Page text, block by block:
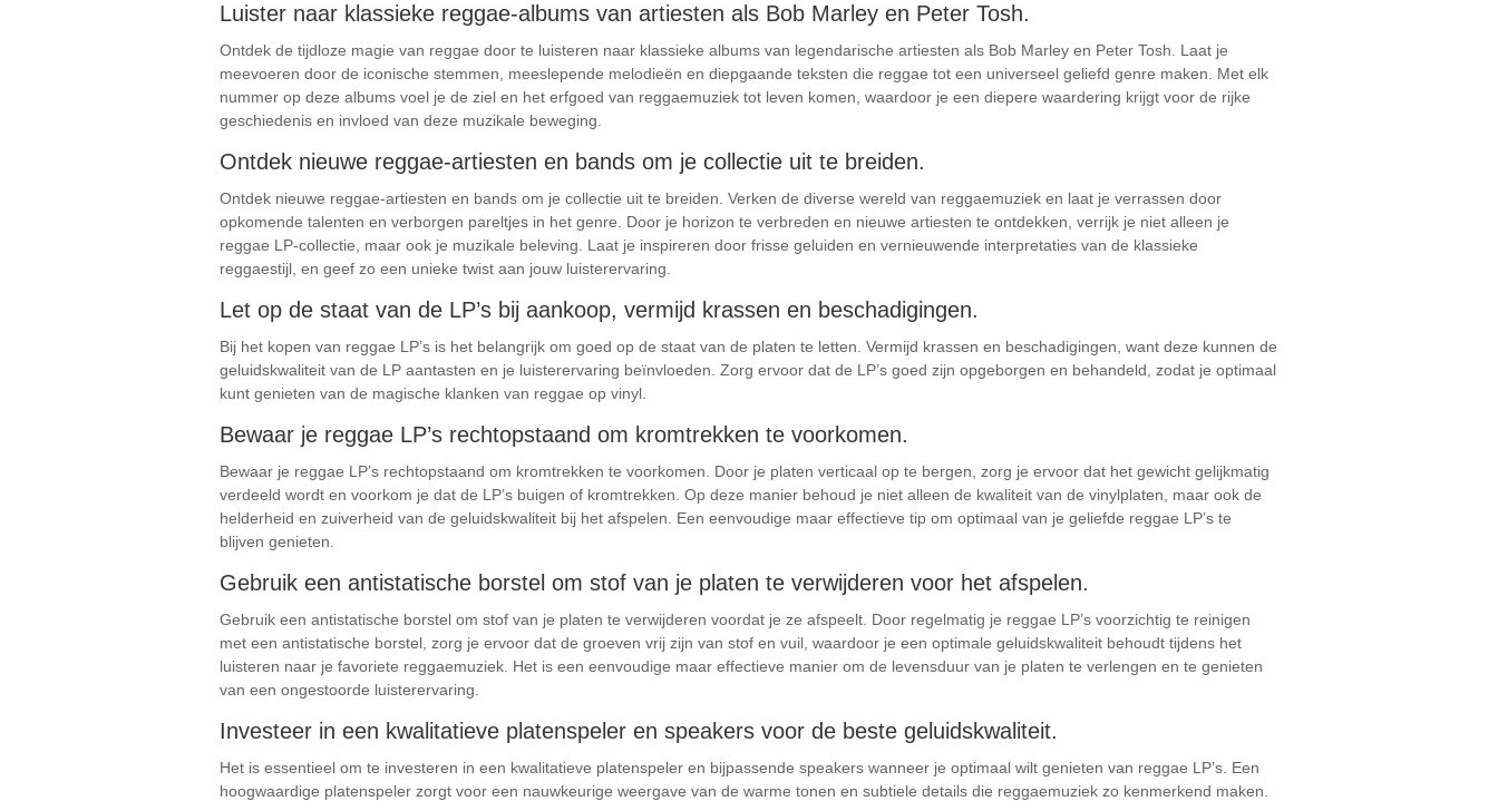
Luister naar klassieke reggae-albums van artiesten als Bob Marley en Peter Tosh.
Ontdek de tijdloze magie van reggae door te luisteren naar klassieke albums van legendarische artiesten als Bob Marley en Peter Tosh. Laat je
meevoeren door de iconische stemmen, meeslepende melodieën en diepgaande teksten die reggae tot een universeel geliefd genre maken. Met elk
nummer op deze albums voel je de ziel en het erfgoed van reggaemuziek tot leven komen, waardoor je een diepere waardering krijgt voor de rijke
geschiedenis en invloed van deze muzikale beweging.
Ontdek nieuwe reggae-artiesten en bands om je collectie uit te breiden.
Ontdek nieuwe reggae-artiesten en bands om je collectie uit te breiden. Verken de diverse wereld van reggaemuziek en laat je verrassen door
opkomende talenten en verborgen pareltjes in het genre. Door je horizon te verbreden en nieuwe artiesten te ontdekken, verrijk je niet alleen je
reggae LP-collectie, maar ook je muzikale beleving. Laat je inspireren door frisse geluiden en vernieuwende interpretaties van de klassieke
reggaestijl, en geef zo een unieke twist aan jouw luisterervaring.
Let op de staat van de LP’s bij aankoop, vermijd krassen en beschadigingen.
Bij het kopen van reggae LP’s is het belangrijk om goed op de staat van de platen te letten. Vermijd krassen en beschadigingen, want deze kunnen de
geluidskwaliteit van de LP aantasten en je luisterervaring beïnvloeden. Zorg ervoor dat de LP’s goed zijn opgeborgen en behandeld, zodat je optimaal
kunt genieten van de magische klanken van reggae op vinyl.
Bewaar je reggae LP’s rechtopstaand om kromtrekken te voorkomen.
Bewaar je reggae LP’s rechtopstaand om kromtrekken te voorkomen. Door je platen verticaal op te bergen, zorg je ervoor dat het gewicht gelijkmatig
verdeeld wordt en voorkom je dat de LP’s buigen of kromtrekken. Op deze manier behoud je niet alleen de kwaliteit van de vinylplaten, maar ook de
helderheid en zuiverheid van de geluidskwaliteit bij het afspelen. Een eenvoudige maar effectieve tip om optimaal van je geliefde reggae LP’s te
blijven genieten.
Gebruik een antistatische borstel om stof van je platen te verwijderen voor het afspelen.
Gebruik een antistatische borstel om stof van je platen te verwijderen voordat je ze afspeelt. Door regelmatig je reggae LP’s voorzichtig te reinigen
met een antistatische borstel, zorg je ervoor dat de groeven vrij zijn van stof en vuil, waardoor je een optimale geluidskwaliteit behoudt tijdens het
luisteren naar je favoriete reggaemuziek. Het is een eenvoudige maar effectieve manier om de levensduur van je platen te verlengen en te genieten
van een ongestoorde luisterervaring.
Investeer in een kwalitatieve platenspeler en speakers voor de beste geluidskwaliteit.
Het is essentieel om te investeren in een kwalitatieve platenspeler en bijpassende speakers wanneer je optimaal wilt genieten van reggae LP’s. Een
hoogwaardige platenspeler zorgt voor een nauwkeurige weergave van de warme tonen en subtiele details die reggaemuziek zo kenmerkend maken.